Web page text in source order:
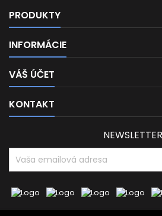
PRODUKTY
INFORMÁCIE
VÁŠ ÚČET
KONTAKT
NEWSLETTER